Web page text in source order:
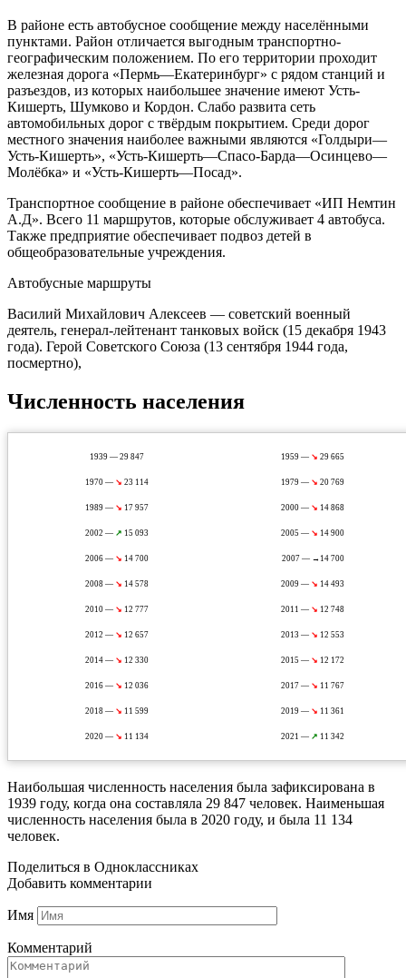
В районе есть автобусное сообщение между населёнными
пунктами. Район отличается выгодным транспортно-
географическим положением. По его территории проходит
железная дорога «Пермь—Екатеринбург» с рядом станций и
разъездов, из которых наибольшее значение имеют Усть-
Кишерть, Шумково и Кордон. Слабо развита сеть
автомобильных дорог с твёрдым покрытием. Среди дорог
местного значения наиболее важными являются «Голдыри—
Усть-Кишерть», «Усть-Кишерть—Спасо-Барда—Осинцево—
Молёбка» и «Усть-Кишерть—Посад».
Транспортное сообщение в районе обеспечивает «ИП Немтин
А.Д». Всего 11 маршрутов, которые обслуживает 4 автобуса.
Также предприятие обеспечивает подвоз детей в
общеобразовательные учреждения.
Автобусные маршруты
Василий Михайлович Алексеев — советский военный
деятель, генерал-лейтенант танковых войск (15 декабря 1943
года). Герой Советского Союза (13 сентября 1944 года,
посмертно),
Численность населения
1939 — 29 847 1959 — ↘ 29 665
1970 — ↘ 23 114 1979 — ↘ 20 769
1989 — ↘ 17 957 2000 — ↘ 14 868
2002 — ↗ 15 093 2005 — ↘ 14 900
2006 — ↘ 14 700 2007 — →14 700
2008 — ↘ 14 578 2009 — ↘ 14 493
2010 — ↘ 12 777 2011 — ↘ 12 748
2012 — ↘ 12 657 2013 — ↘ 12 553
2014 — ↘ 12 330 2015 — ↘ 12 172
2016 — ↘ 12 036 2017 — ↘ 11 767
2018 — ↘ 11 599 2019 — ↘ 11 361
2020 — ↘ 11 134 2021 — ↗ 11 342
Наибольшая численность населения была зафиксирована в
1939 году, когда она составляла 29 847 человек. Наименьшая
численность населения была в 2020 году, и была 11 134
человек.
Поделиться в Одноклассниках
Добавить комментарии
Имя
Комментарий